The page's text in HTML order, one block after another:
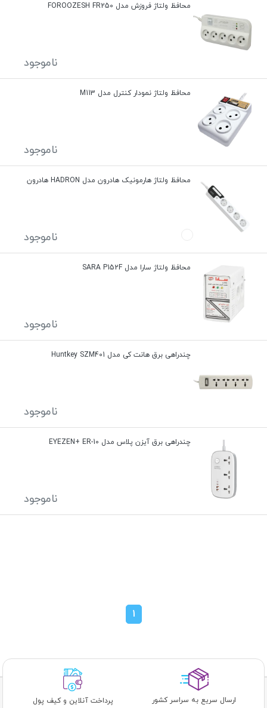
محافظ ولتاژ فروزش مدل FOROOZESH FR250
ناموجود
محافظ ولتاژ نمودار کنترل مدل M113
ناموجود
محافظ ولتاژ هارمونیک هادرون مدل HADRON هادرون
ناموجود
محافظ ولتاژ سارا مدل SARA P152F
ناموجود
چندراهی برق هانت کی مدل Huntkey SZM401
ناموجود
چندراهی برق آیزن پلاس مدل EYEZEN+ ER-10
ناموجود
1
ارسال سریع به سراسر کشور پرداخت آنلاین و کیف پول